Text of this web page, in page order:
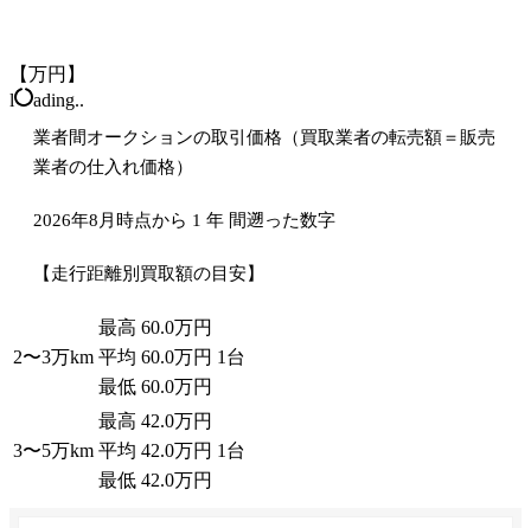
【万円】
l
ading..
業者間オークションの取引価格（買取業者の転売額＝販売
業者の仕入れ価格）
2026年8月時点から 1 年 間遡った数字
【走行距離別買取額の目安】
2〜3万km
最高 60.0万円
1台
平均 60.0万円
最低 60.0万円
3〜5万km
最高 42.0万円
1台
平均 42.0万円
最低 42.0万円